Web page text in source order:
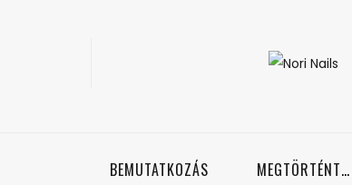
BEMUTATKOZÁS MEGTÖRTÉNT…